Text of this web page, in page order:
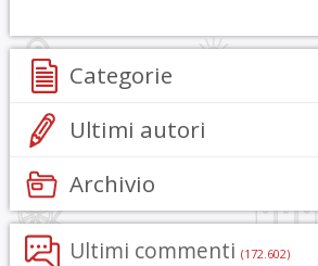
Categorie
Ultimi autori
Archivio
Ultimi commenti (172.602)